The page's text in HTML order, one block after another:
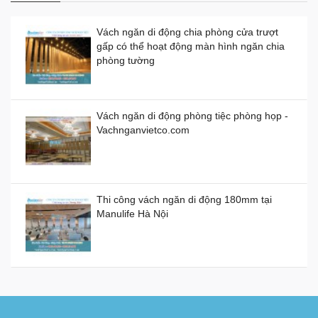
Demo Vách Ngăn Di Động cho Văn Phòng
Vách ngăn di động bằng nhựa giá thành
bao nhiêu 1 mét vuông?
Vách ngăn di động bằng gỗ, kính, nhựa
Vách ngăn kính di động giá rẻ
Vách ngăn di động chia phòng cửa trượt
gấp có thể hoạt động màn hình ngăn chia
phòng tường
Vách ngăn di động phòng tiệc phòng họp -
Vachnganvietco.com
Thi công vách ngăn di động 180mm tại
Manulife Hà Nội
Campuchia